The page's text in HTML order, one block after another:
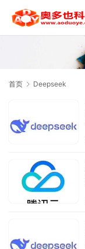
首页 Deepseek